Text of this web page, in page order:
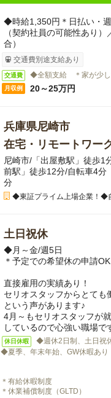
◆時給1,350円＊日払い・
（契約社員の可能性あり
合）
交通費別途支給あり
交通費 ◆全額支給 ＊家が少し
月収例 20～25万円
兵庫県尼崎市
在宅・リモートワー
尼崎市/「出屋敷駅」徒歩1
前駅」徒歩12分/自転車4分
分
◆東証プライム上場企業！◆
土日祝休
◆月～金/週5日
＊予定での希望休の申請OK
直接雇用の実績あり！
セリオスタッフからとても
という声があります♪
4月～もセリオスタッフが
しているので心強い職場で
休日休暇
◆週休2日制、土日祝
◆夏季、年末年始、GW休暇あり
＊有給休暇制度
＊休業補償制度（GLTD）